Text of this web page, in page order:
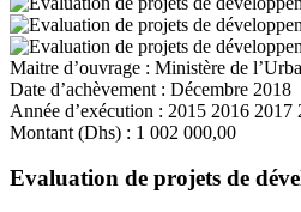
Maitre d’ouvrage : Ministère de
Date d’achèvement : Décembre 2018
Année d’exécution : 2015 2016 2017
Montant (Dhs) : 1 002 000,00
Evaluation de projets de